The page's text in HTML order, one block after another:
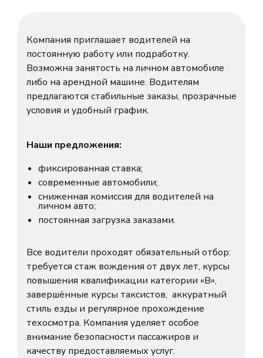
Компания приглашает водителей на
постоянную работу или подработку.
Возможна занятость на личном автомобиле
либо на арендной машине. Водителям
предлагаются стабильные заказы, прозрачные
условия и удобный график.
Наши предложения:
фиксированная ставка;
современные автомобили;
сниженная комиссия для водителей на
личном авто;
постоянная загрузка заказами.
Все водители проходят обязательный отбор:
требуется стаж вождения от двух лет, курсы
повышения квалификации категории «B»,
завершённые курсы таксистов, аккуратный
стиль езды и регулярное прохождение
техосмотра. Компания уделяет особое
внимание безопасности пассажиров и
качеству предоставляемых услуг.